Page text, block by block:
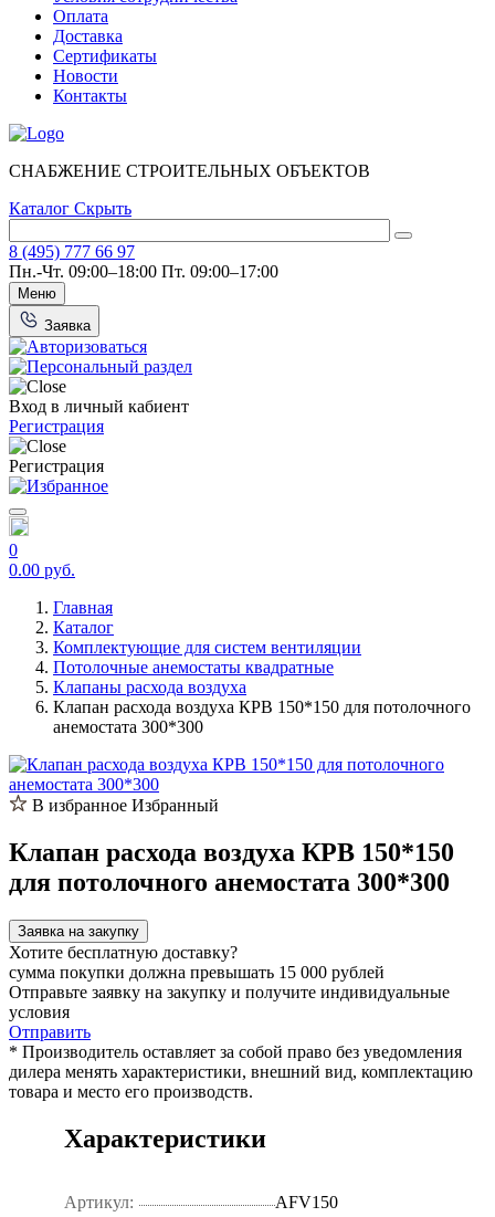
Оплата
Доставка
Сертификаты
Новости
Контакты
СНАБЖЕНИЕ СТРОИТЕЛЬНЫХ ОБЪЕКТОВ
Каталог Скрыть
8 (495) 777 66 97
Пн.-Чт. 09:00–18:00 Пт. 09:00–17:00
Меню
Заявка
Вход в личный кабиент
Регистрация
Регистрация
0
0.00 руб.
Главная
Каталог
Комплектующие для систем вентиляции
Потолочные анемостаты квадратные
Клапаны расхода воздуха
Клапан расхода воздуха КРВ 150*150 для потолочного
анемостата 300*300
В избранное Избранный
Клапан расхода воздуха КРВ 150*150
для потолочного анемостата 300*300
Заявка на закупку
Хотите бесплатную доставку?
сумма покупки должна превышать 15 000 рублей
Отправьте заявку на закупку и получите индивидуальные
условия
Отправить
* Производитель оставляет за собой право без уведомления
дилера менять характеристики, внешний вид, комплектацию
товара и место его производств.
Характеристики
Артикул: AFV150